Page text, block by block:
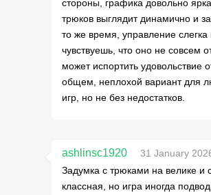
стороны, графика довольно
трюков выглядит динамично и
то же время, управление слегка
чувствуешь, что оно не совсем
может испортить удовольствие
общем, неплохой вариант для
игр, но не без недостатков.
ashlinsc1920
31 January
Задумка с трюками на велике и
классная, но игра иногда